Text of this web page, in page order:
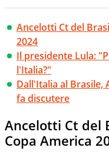
Ancelotti Ct del
2024
Il presidente Lula:
l'Italia?"
Dall'Italia al Brasile,
fa discutere
Ancelotti Ct del
Copa America